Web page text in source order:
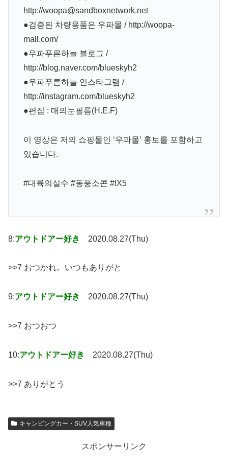
http://woopa@sandboxnetwork.net
●검증된 차량용품은 우파몰 / http://woopa-
mall.com/
●우파푸른하늘 블로그 /
http://blog.naver.com/blueskyh2
●우파푸른하늘 인스타그램 /
http://instagram.com/blueskyh2
●편집 : 매의눈필름(H.E.F)
이 영상은 저의 쇼핑몰인 ‘우파몰’ 홍보를 포함하고
있습니다.
#대륙의실수 #동풍소콘 #IX5
8:アウトドアー好き 2020.08.27(Thu)
>>7 おつかれ。いつもありがと
9:アウトドアー好き 2020.08.27(Thu)
>>7 おつおつ
10:アウトドアー好き 2020.08.27(Thu)
>>7 ありがとう
キャンピングカー・SUV人気車種
スポンサーリンク